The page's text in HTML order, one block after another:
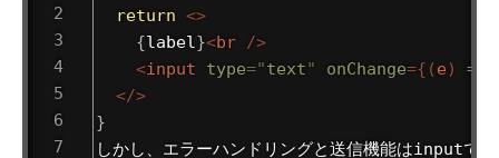
return <>
{label }<br
/>
<input type="text" onChange={ (e) =>
</>
}